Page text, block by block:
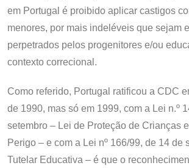
em Portugal é proibido aplicar castigos
menores, por mais indeléveis que sejam
perpetrados pelos progenitores e/ou
contexto correcional.
Como referido, Portugal ratificou a CDC
de 1990, mas só em 1999, com a Lei n.º
setembro – Lei de Proteção de Crianças
Perigo – e com a Lei nº 166/99, de 14 de
Tutelar Educativa – é que o